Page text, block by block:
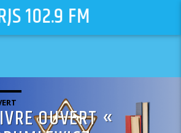
102.9 FM
OUVERT «